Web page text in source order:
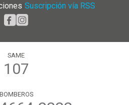
Suscripción vía RSS
SAME
107
BOMBEROS